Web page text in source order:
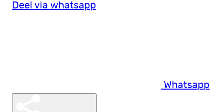
Deel via whatsapp
Whatsapp